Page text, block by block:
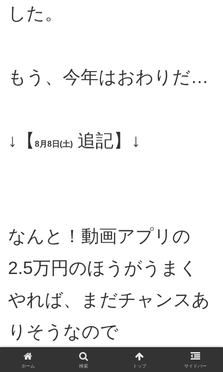
した。
もう、今年はおわりだ…
↓【 8月8日(土) 追記】↓
なんと！動画アプリの
2.5万円のほうがうまく
やれば、まだチャンスあ
りそうなので
まだ2.5万円もらってな
ホーム 検索 トップ サイドバー